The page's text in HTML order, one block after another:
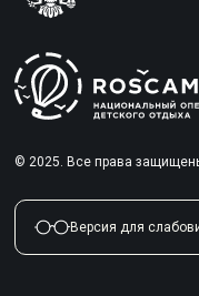
© 2025. Все права
Версия для